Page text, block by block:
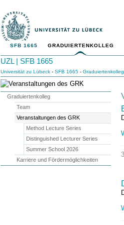
SFB 1665 GRADUIERTENKOLLEG
UZL | SFB 1665
Universität zu Lübeck - SFB 1665 - Graduiertenkolleg
Graduiertenkolleg
Team
Veranstaltungen des GRK
Method Lecture Series
Distinguished Lecturer Series
Summer School 2026
Karriere und Fördermöglichkeiten